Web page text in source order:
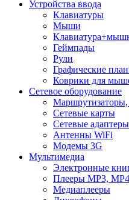
Устройства ввода
Клавиатуры
Мыши
Геймпады
Рули
Графические
Коврики для
Сетевое оборудование
Маршрутизаторы,
Сетевые карты
Сетевые
Антенны WiFi
Модемы 3G
Мультимедиа
Электронные
Плееры MP3, MP4
Медиаплееры